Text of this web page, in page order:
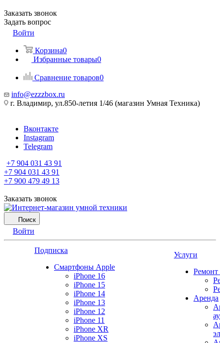
Заказать звонок
Задать вопрос
Войти
Корзина0
Избранные товары0
Сравнение товаров0
info@ezzzbox.ru
г. Владимир, ул.850-летия 1/46 (магазин Умная Техника)
Вконтакте
Instagram
Telegram
+7 904 031 43 91
+7 904 031 43 91
+7 900 479 49 13
Заказать звонок
Поиск
Войти
Подписка
Смартфоны Apple
iPhone 16
iPhone 15
iPhone 14
iPhone 13
iPhone 12
iPhone 11
iPhone XR
iPhone XS
Услуги
Ремонт
Аренда